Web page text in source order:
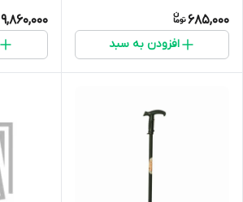
685,000
افزودن به سبد
9,860,000